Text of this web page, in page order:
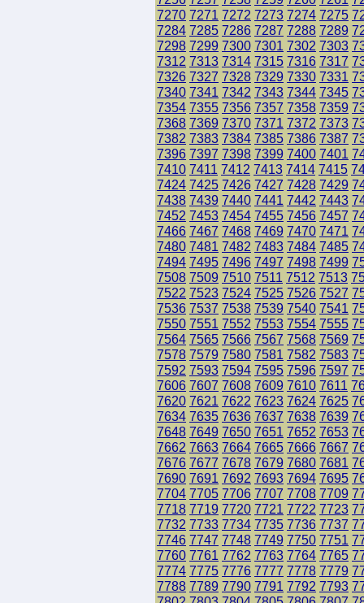
7270 7271 7272 7273 7274 7275
7284 7285 7286 7287 7288 7289
7298 7299 7300 7301 7302 7303
7312 7313 7314 7315 7316 7317
7326 7327 7328 7329 7330 7331
7340 7341 7342 7343 7344 7345
7354 7355 7356 7357 7358 7359
7368 7369 7370 7371 7372 7373
7382 7383 7384 7385 7386 7387
7396 7397 7398 7399 7400 7401
7410 7411 7412 7413 7414 7415
7424 7425 7426 7427 7428 7429
7438 7439 7440 7441 7442 7443
7452 7453 7454 7455 7456 7457
7466 7467 7468 7469 7470 7471
7480 7481 7482 7483 7484 7485
7494 7495 7496 7497 7498 7499
7508 7509 7510 7511 7512 7513
7522 7523 7524 7525 7526 7527
7536 7537 7538 7539 7540 7541
7550 7551 7552 7553 7554 7555
7564 7565 7566 7567 7568 7569
7578 7579 7580 7581 7582 7583
7592 7593 7594 7595 7596 7597
7606 7607 7608 7609 7610 7611
7620 7621 7622 7623 7624 7625
7634 7635 7636 7637 7638 7639
7648 7649 7650 7651 7652 7653
7662 7663 7664 7665 7666 7667
7676 7677 7678 7679 7680 7681
7690 7691 7692 7693 7694 7695
7704 7705 7706 7707 7708 7709
7718 7719 7720 7721 7722 7723
7732 7733 7734 7735 7736 7737
7746 7747 7748 7749 7750 7751
7760 7761 7762 7763 7764 7765
7774 7775 7776 7777 7778 7779
7788 7789 7790 7791 7792 7793